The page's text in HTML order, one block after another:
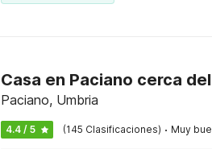
Casa en Paciano cerca
Paciano, Umbria
4.4 / 5 (145 Clasificaciones) · Muy